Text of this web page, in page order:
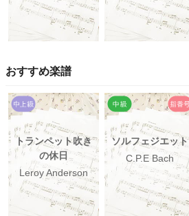
おすすめ楽譜
トランペット吹き
の休日
Leroy Anderson
ソルフェジエット
C.P.E Bach